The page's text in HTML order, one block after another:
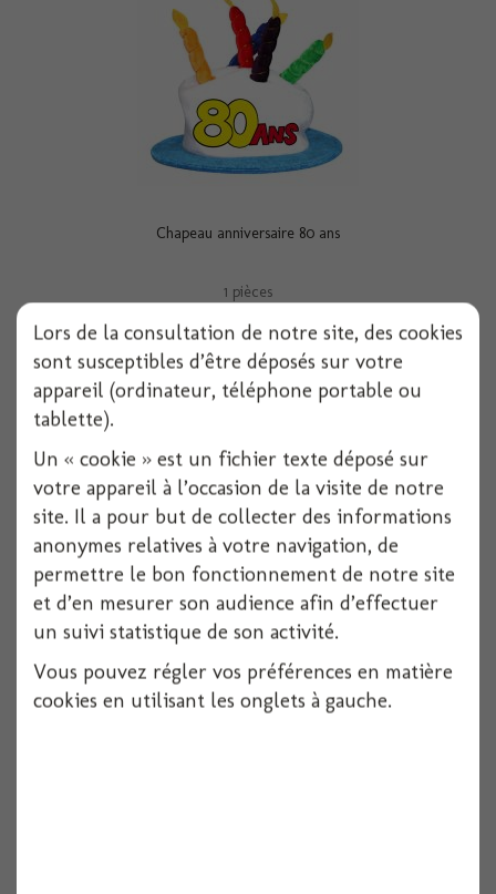
Chapeau anniversaire 80 ans
1 pièces
Voir
Chapeau anniversaire 70 ans
Lors de la consultation de notre site, des cookies
sont susceptibles d’être déposés sur votre
appareil (ordinateur, téléphone portable ou
tablette).
Un « cookie » est un fichier texte déposé sur
votre appareil à l’occasion de la visite de notre
site. Il a pour but de collecter des informations
anonymes relatives à votre navigation, de
permettre le bon fonctionnement de notre site
et d’en mesurer son audience afin d’effectuer
un suivi statistique de son activité.
Vous pouvez régler vos préférences en matière
cookies en utilisant les onglets à gauche.